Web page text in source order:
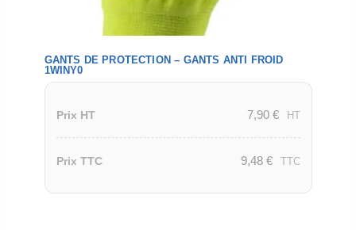
GANTS DE PROTECTION – GANTS ANTI FROID
1WINY0
Prix HT 7,90 € HT
Prix TTC 9,48 € TTC